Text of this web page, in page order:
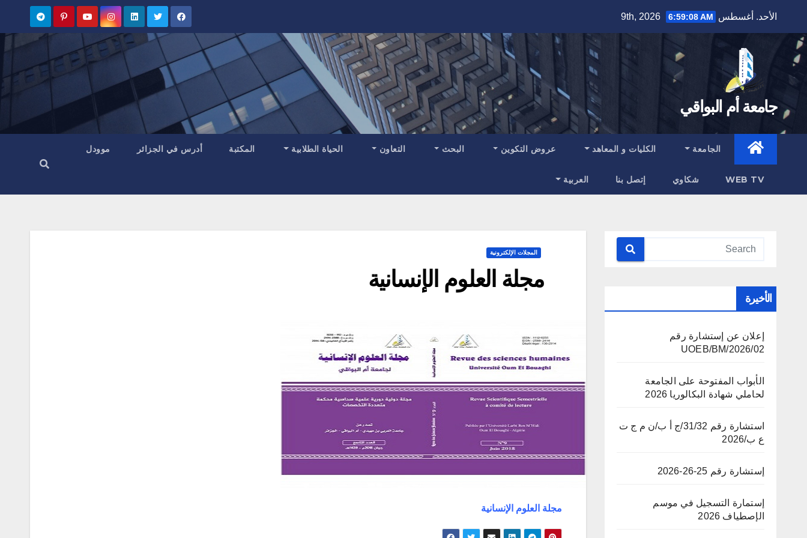
content
الأحد. أغسطس 9th, 2026 6:59:09 AM
جامعة أم البواقي
الجامعة الكليات و المعاهد عروض التكوين البحث التعاون الحياة الطلابية المكتبة أدرس في الجزائر موودل
WEB TV شكاوي إتصل بنا العربية
الأخيرة
إعلان عن إستشارة رقم
02/UOEB/BM/2026
الأبواب المفتوحة على الجامعة
لحاملي شهادة البكالوريا 2026
استشارة رقم 31/32/ج أ ب/ن م ج ت
ع ب/2026
إستشارة رقم 25-26-2026
إستمارة التسجيل في موسم
الإصطياف 2026
المجلات الإلكترونية
مجلة العلوم الإنسانية
مجلة العلوم الإنسانية